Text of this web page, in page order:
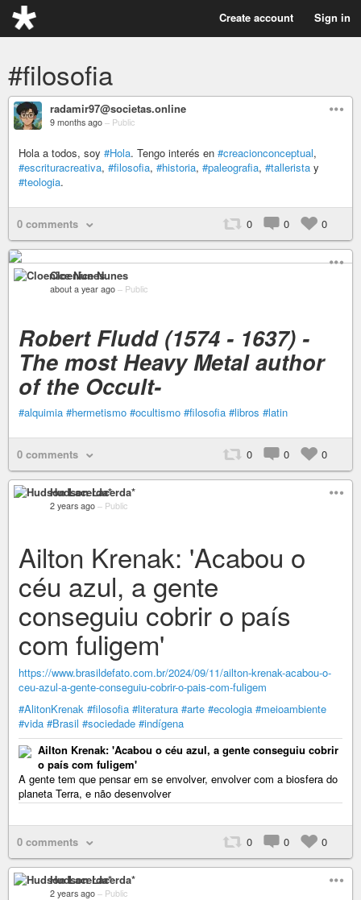
Create account Sign in
#filosofia
radamir97@societas.online
9 months ago – Public
Hola a todos, soy #Hola. Tengo interés en #creacionconceptual,
#escrituracreativa, #filosofia, #historia, #paleografia, #tallerista y
#teologia.
0 comments 0 0 0
Cloenice Nunes
about a year ago – Public
Robert Fludd (1574 - 1637) -
The most Heavy Metal author
of the Occult-
#alquimia #hermetismo #ocultismo #filosofia #libros #latin
0 comments 0 0 0
Hudson Lacerda*
2 years ago – Public
Ailton Krenak: 'Acabou o
céu azul, a gente
conseguiu cobrir o país
com fuligem'
https://www.brasildefato.com.br/2024/09/11/ailton-krenak-acabou-o-
ceu-azul-a-gente-conseguiu-cobrir-o-pais-com-fuligem
#AlitonKrenak #filosofia #literatura #arte #ecologia #meioambiente
#vida #Brasil #sociedade #indígena
Ailton Krenak: 'Acabou o céu azul, a gente conseguiu cobrir
o país com fuligem'
A gente tem que pensar em se envolver, envolver com a biosfera do
planeta Terra, e não desenvolver
0 comments 0 0 0
Hudson Lacerda*
2 years ago – Public